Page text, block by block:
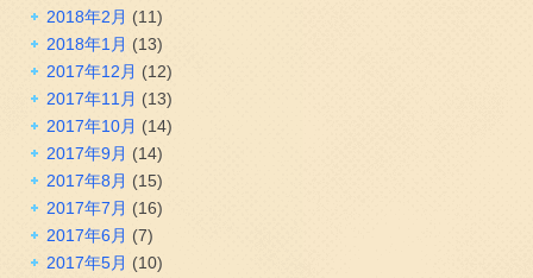
2018年2月 (11)
2018年1月 (13)
2017年12月 (12)
2017年11月 (13)
2017年10月 (14)
2017年9月 (14)
2017年8月 (15)
2017年7月 (16)
2017年6月 (7)
2017年5月 (10)